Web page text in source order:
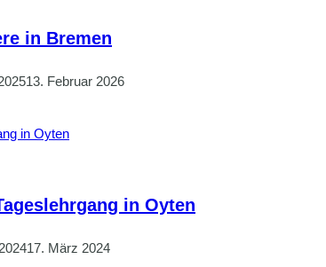
in Bremen
13. Februar 2026
in Oyten
17. März 2024